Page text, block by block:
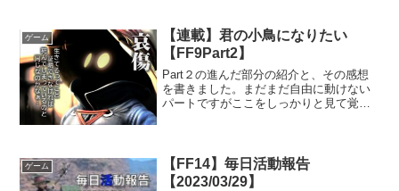
ゲーム
【連載】君の小鳥になりたい
【FF9Part2】
Part２の進んだ部分の紹介と、その感想
を書きました。まだまだ自由に動けない
パートですがここをしっかりと見て覚え
ゲーム
【FF14】毎日活動報告
【2023/03/29】